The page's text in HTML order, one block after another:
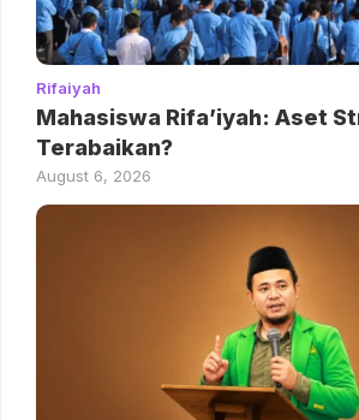
Rifaiyah
Mahasiswa Rifa’iyah: Aset
Terabaikan?
August 6, 2026